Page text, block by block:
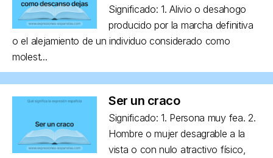
Significado: 1. Alivio o desahogo
producido por la marcha definitiva
o el alejamiento de un individuo considerado como
molest...
Ser un craco
Significado: 1. Persona muy fea. 2.
Hombre o mujer desagrable a la
vista o con nulo atractivo físico,